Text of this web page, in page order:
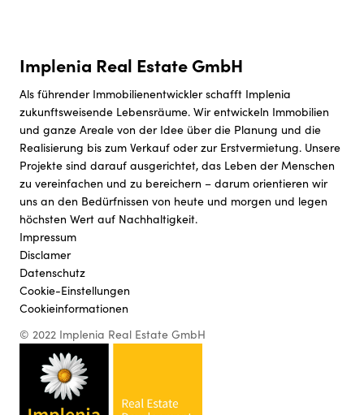
Implenia Real Estate GmbH
Als führender Immobilienentwickler schafft Implenia
zukunftsweisende Lebensräume. Wir entwickeln Immobilien
und ganze Areale von der Idee über die Planung und die
Realisierung bis zum Verkauf oder zur Erstvermietung. Unsere
Projekte sind darauf ausgerichtet, das Leben der Menschen
zu vereinfachen und zu bereichern – darum orientieren wir
uns an den Bedürfnissen von heute und morgen und legen
höchsten Wert auf Nachhaltigkeit.
Impressum
Disclamer
Datenschutz
Cookie-Einstellungen
Cookieinformationen
© 2022 Implenia Real Estate GmbH